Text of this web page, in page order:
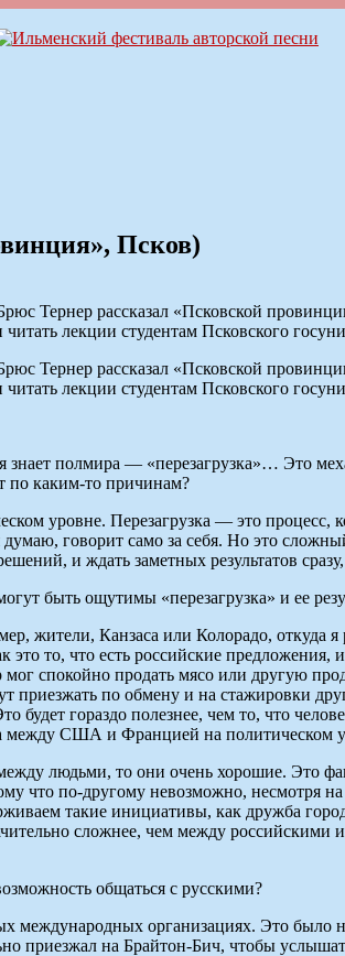
Псков)
рассказал «Псковской
лекции студентам Псковского
рассказал «Псковской
лекции студентам Псковского
полмира — «перезагрузка»… Это
по каким-то причинам?
уровне. Перезагрузка — это процесс,
говорит само за себя. Но это
и ждать заметных результатов
быть ощутимы «перезагрузка» и ее
Канзаса или Колорадо, откуда
это то, что есть российские
спокойно продать мясо или другую
приезжать по обмену и на стажировки
гораздо полезнее, чем то, что
США и Францией на политическом
людьми, то они очень хорошие. Это
что по-другому невозможно, несмотря
такие инициативы, как дружба
сложнее, чем между российскими
общаться с русскими?
международных организациях. Это
приезжал на Брайтон-Бич, чтобы